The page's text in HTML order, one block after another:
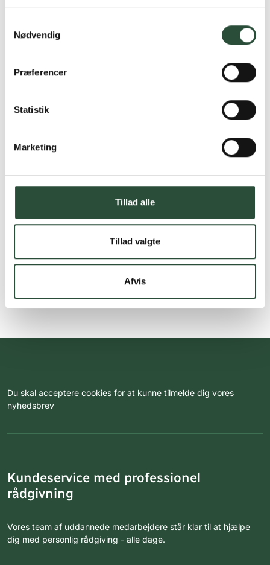
Nødvendig
Præferencer
Statistik
Marketing
Tillad alle
Tillad valgte
Afvis
Du skal acceptere cookies for at kunne tilmelde dig vores
nyhedsbrev
Kundeservice med professionel
rådgivning
Vores team af uddannede medarbejdere står klar til at hjælpe
dig med personlig rådgiving - alle dage.